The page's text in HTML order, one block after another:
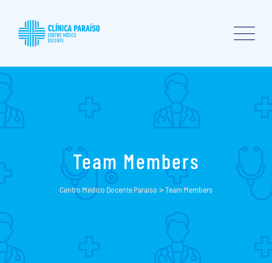
content
Team Members
Centro Médico Docente Paraíso > Team Members